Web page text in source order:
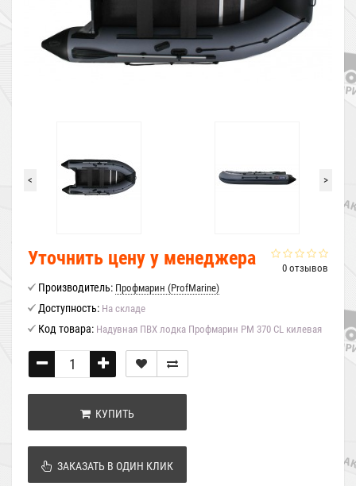
< >
0 отзывов
Уточнить цену у менеджера
Производитель: Профмарин (ProfMarine)
Доступность: На складе
Код товара: Надувная ПВХ лодка Профмарин PM 370 CL килевая
КУПИТЬ
ЗАКАЗАТЬ В ОДИН КЛИК